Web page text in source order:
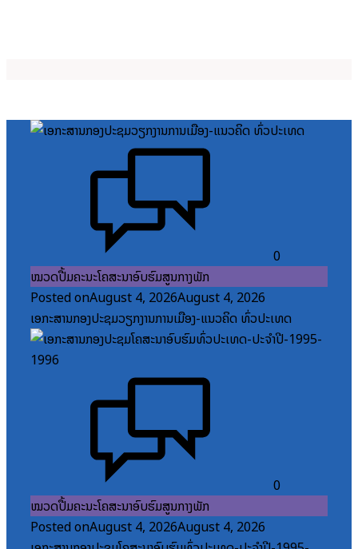
0
ໝວດປື້ມຄະນະໂຄສະນາອົບຮົມສູນກາງພັກ
Posted onAugust 4, 2026August 4, 2026
ເອກະສານກອງປະຊຸມວຽກງານການເມືອງ-ແນວຄິດ ທົ່ວປະເທດ
0
ໝວດປື້ມຄະນະໂຄສະນາອົບຮົມສູນກາງພັກ
Posted onAugust 4, 2026August 4, 2026